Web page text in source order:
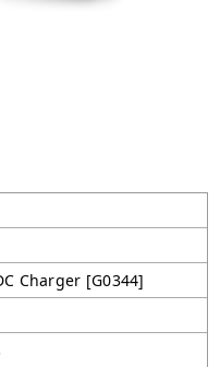
Charger [G0344]